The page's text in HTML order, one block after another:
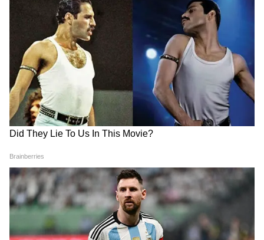
৩৮ শতাংশ ডিএ বাড়লে বর্ধিত বেতন কত হবে?
রাজ্যের ২০২৬-২৭ অর্থবর্ষের বাজেটে দীর্ঘদিনের
আন্দোলন এবং বকেয়া মহার্ঘ ভাতার দাবির পর,
নবনির্বাচিত সরকারের প্রথম পূর্ণাঙ্গ বাজেটে এক
ধাক্কায় ২০ শতাংশ ডিএ (Dearness Allowance)
বৃদ্ধির ঘোষণা করেছেন অর্থমন্ত্রী স্বপন দাশগুপ্ত। এর
ফলে কর্মচারীদের মোট ডিএ-র পরিমাণ বর্তমানের
১৮ শতাংশ থেকে বেড়ে দাঁড়াচ্ছে ৩৮ শতাংশে।
আগামী ১ অক্টোবর, ২০২৬ থেকে এই বর্ধিত বেতন
কার্যকর হতে চলেছে।